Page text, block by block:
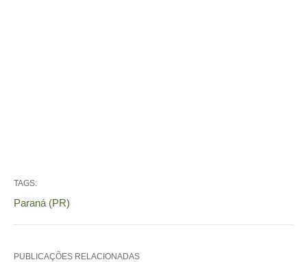
TAGS:
Paraná (PR)
PUBLICAÇÕES RELACIONADAS